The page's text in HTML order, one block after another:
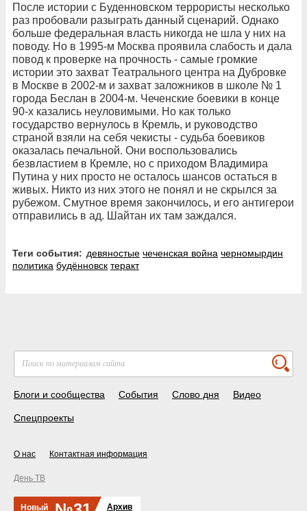
После истории с Буденновском террористы несколько
раз пробовали разыграть данный сценарий. Однако
больше федеральная власть никогда не шла у них на
поводу. Но в 1995-м Москва проявила слабость и дала
повод к проверке на прочность - самые громкие
истории это захват Театрального центра на Дубровке
в Москве в 2002-м и захват заложников в школе № 1
города Беслан в 2004-м. Чеченские боевики в конце
90-х казались неуловимыми. Но как только
государство вернулось в Кремль, и руководство
страной взяли на себя чекисты - судьба боевиков
оказалась печальной. Они воспользовались
безвластием в Кремле, но с приходом Владимира
Путина у них просто не осталось шансов остаться в
живых. Никто из них этого не понял и не скрылся за
рубежом. Смутное время закончилось, и его антигерои
отправились в ад. Шайтан их там заждался.
Теги события: девяностые чеченская война черномырдин
политика будённовск теракт
Блоги и сообщества События Слово дня Видео
Спецпроекты
О нас Контактная информация
День ТВ
Новый
Архив